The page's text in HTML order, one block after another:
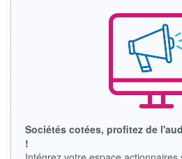
+
LIMITE À LA
BAISSE
Sociétés cotées, profitez de
!